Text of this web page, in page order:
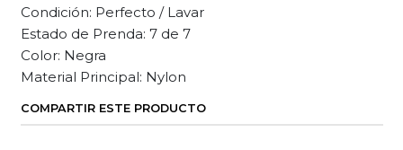
Condición: Perfecto / Lavar
Estado de Prenda: 7 de 7
Color: Negra
Material Principal: Nylon
COMPARTIR ESTE PRODUCTO